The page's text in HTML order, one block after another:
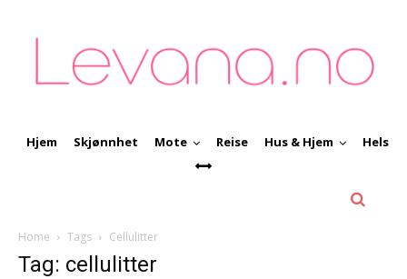
Hjem Skjønnhet Mote Reise Hus & Hjem Helse
Home Tags Cellulitter
Tag: cellulitter